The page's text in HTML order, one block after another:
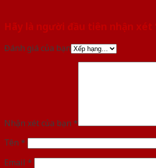
Hãy là người đầu tiên nhận xét
Đánh giá của bạn
Nhận xét của bạn *
Tên *
Email *